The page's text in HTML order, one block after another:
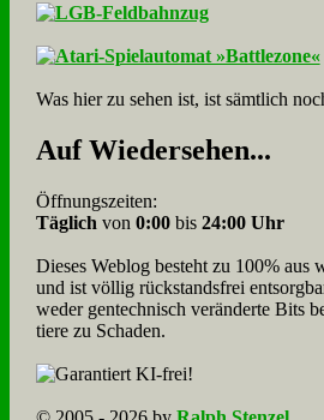
Was hier zu sehen ist, ist sämt­lich
Auf Wie­der­se­hen...
Öffnungszeiten:
Täglich von 0:00bis 24:00 Uhr
Dieses Weblog besteht zu 100% aus
und ist völlig rück­stands­frei
weder gen­tech­nisch veränderte Bits
tiere zu Scha­den.